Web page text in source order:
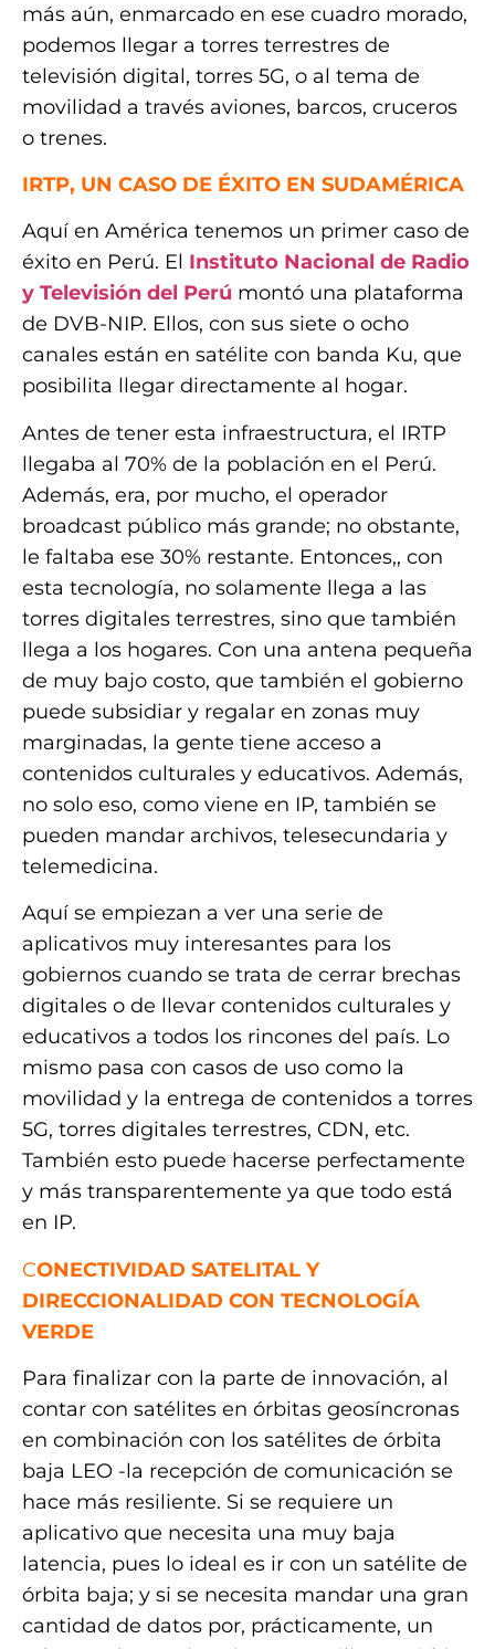
más aún, enmarcado en ese cuadro morado,
podemos llegar a torres terrestres de
televisión digital, torres 5G, o al tema de
movilidad a través aviones, barcos, cruceros
o trenes.
IRTP, UN CASO DE ÉXITO EN SUDAMÉRICA
Aquí en América tenemos un primer caso de
éxito en Perú. El Instituto Nacional de Radio
y Televisión del Perú montó una plataforma
de DVB-NIP. Ellos, con sus siete o ocho
canales están en satélite con banda Ku, que
posibilita llegar directamente al hogar.
Antes de tener esta infraestructura, el IRTP
llegaba al 70% de la población en el Perú.
Además, era, por mucho, el operador
broadcast público más grande; no obstante,
le faltaba ese 30% restante. Entonces,, con
esta tecnología, no solamente llega a las
torres digitales terrestres, sino que también
llega a los hogares. Con una antena pequeña
de muy bajo costo, que también el gobierno
puede subsidiar y regalar en zonas muy
marginadas, la gente tiene acceso a
contenidos culturales y educativos. Además,
no solo eso, como viene en IP, también se
pueden mandar archivos, telesecundaria y
telemedicina.
Aquí se empiezan a ver una serie de
aplicativos muy interesantes para los
gobiernos cuando se trata de cerrar brechas
digitales o de llevar contenidos culturales y
educativos a todos los rincones del país. Lo
mismo pasa con casos de uso como la
movilidad y la entrega de contenidos a torres
5G, torres digitales terrestres, CDN, etc.
También esto puede hacerse perfectamente
y más transparentemente ya que todo está
en IP.
CONECTIVIDAD SATELITAL Y
DIRECCIONALIDAD CON TECNOLOGÍA
VERDE
Para finalizar con la parte de innovación, al
contar con satélites en órbitas geosíncronas
en combinación con los satélites de órbita
baja LEO -la recepción de comunicación se
hace más resiliente. Si se requiere un
aplicativo que necesita una muy baja
latencia, pues lo ideal es ir con un satélite de
órbita baja; y si se necesita mandar una gran
cantidad de datos por, prácticamente, un